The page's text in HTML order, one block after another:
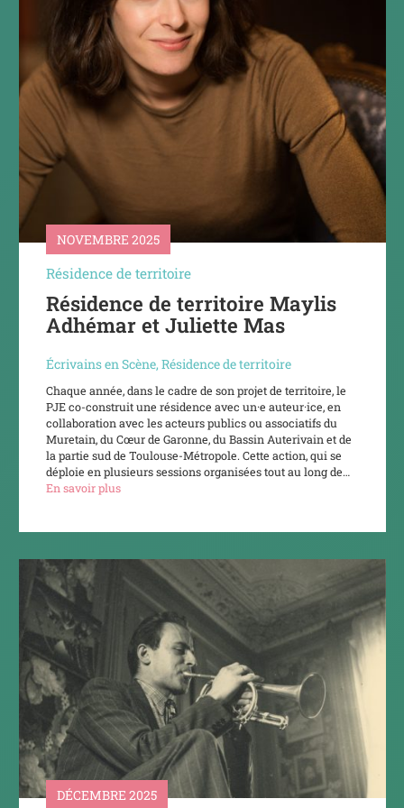
NOVEMBRE 2025
Résidence de territoire
Résidence de territoire Maylis
Adhémar et Juliette Mas
Écrivains en Scène, Résidence de territoire
Chaque année, dans le cadre de son projet de territoire, le
PJE co-construit une résidence avec un·e auteur·ice, en
collaboration avec les acteurs publics ou associatifs du
Muretain, du Cœur de Garonne, du Bassin Auterivain et de
la partie sud de Toulouse-Métropole. Cette action, qui se
déploie en plusieurs sessions organisées tout au long de…
En savoir plus
DÉCEMBRE 2025